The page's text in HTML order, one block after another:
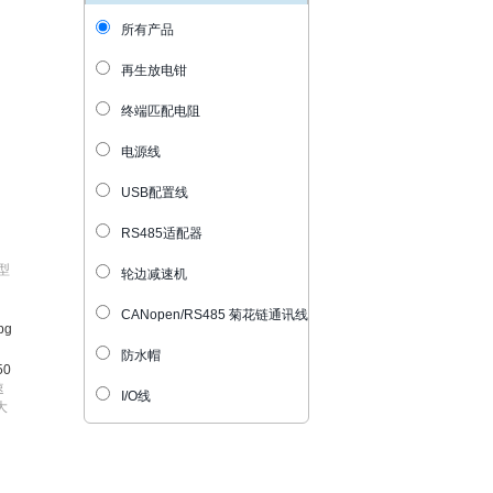
所有产品
再生放电钳
终端匹配电阻
电源线
USB配置线
RS485适配器
轮边减速机
CANopen/RS485 菊花链通讯线
防水帽
I/O线